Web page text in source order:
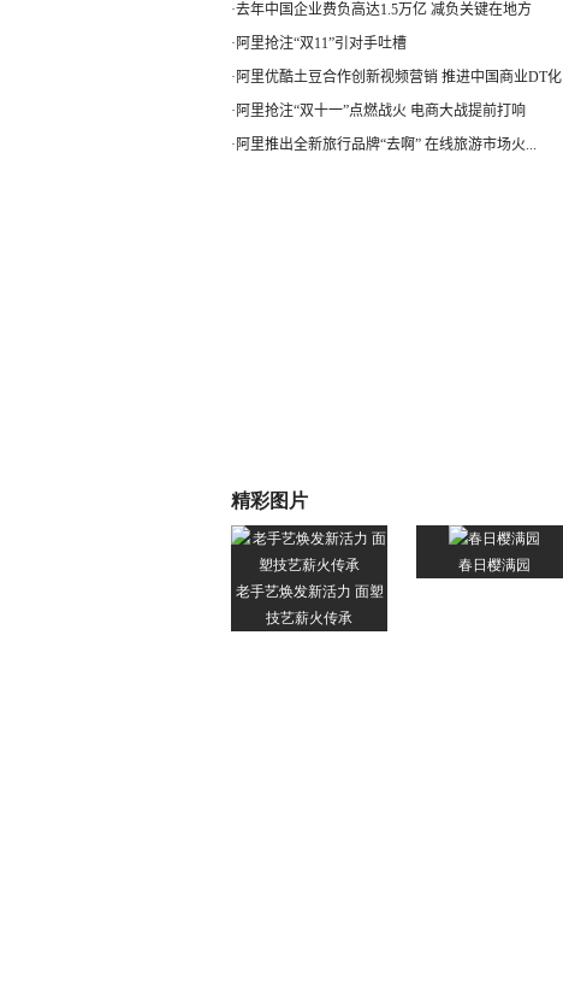
·去年中国企业费负高达1.5万亿 减负关键在地方
· 阿里抢注“双11”引对手吐槽
· 阿里优酷土豆合作创新视频营销 推进中国商业DT化
· 阿里抢注“双十一”点燃战火 电商大战提前打响
· 阿里推出全新旅行品牌“去啊” 在线旅游市场火...